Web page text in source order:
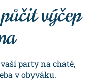
výčep
party na chatě,
v obyváku.